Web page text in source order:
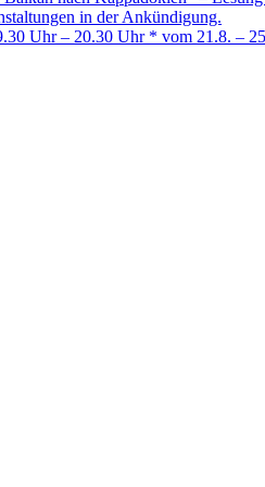
in der Ankündigung.
Uhr – 20.30 Uhr * vom 21.8. –